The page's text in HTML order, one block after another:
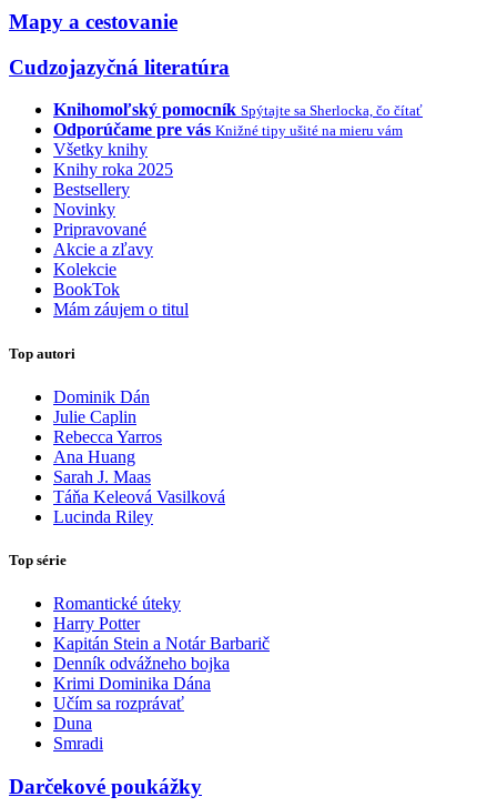
Mapy a cestovanie
Cudzojazyčná literatúra
Knihomoľský pomocník Spýtajte sa Sherlocka, čo čítať
Odporúčame pre vás Knižné tipy ušité na mieru vám
Všetky knihy
Knihy roka 2025
Bestsellery
Novinky
Pripravované
Akcie a zľavy
Kolekcie
BookTok
Mám záujem o titul
Top autori
Dominik Dán
Julie Caplin
Rebecca Yarros
Ana Huang
Sarah J. Maas
Táňa Keleová Vasilková
Lucinda Riley
Top série
Romantické úteky
Harry Potter
Kapitán Stein a Notár Barbarič
Denník odvážneho bojka
Krimi Dominika Dána
Učím sa rozprávať
Duna
Smradi
Darčekové poukážky